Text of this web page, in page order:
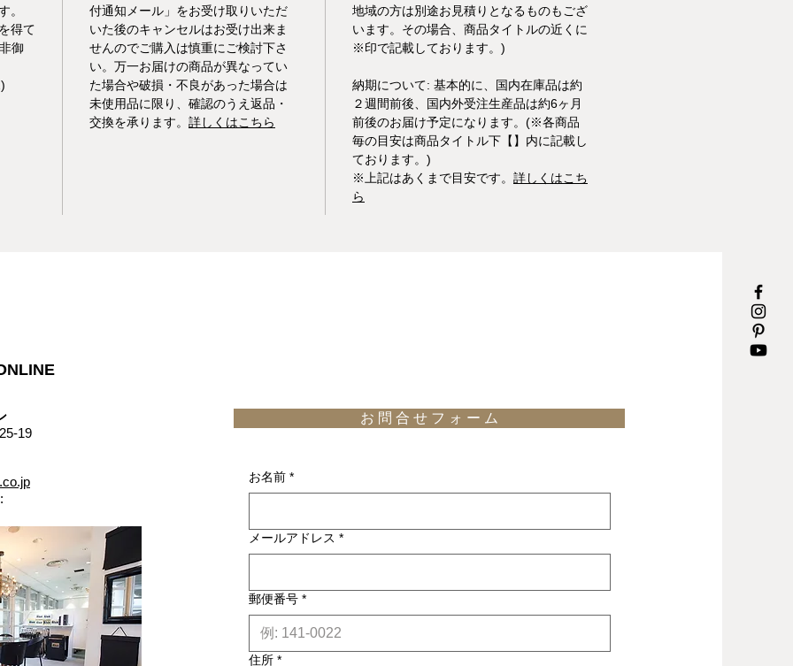
。
得て
御
付通知メール」をお受け取りいただ
いた後のキャンセルはお受け出来ま
せんのでご購入は慎重にご検討下さ
い。万一お届けの商品が異なってい
た場合や破損・不良があった場合は
未使用品に限り、確認のうえ返品・
交換を承ります。 詳しくはこちら
地域の方は別途お見積りとなるものもござ
います。その場合、商品タイトルの近くに
※印で記載しております。)
納期について: 基本的に、国内在庫品は約
２週間前後、国内外受注生産品は約6ヶ月
前後のお届け予定になります。(※各商品
毎の目安は商品タイトル下【】内に記載し
ております。)
※上記はあくまで目安です。 詳しくはこち
ら
19
:
お 問 合 せ フ ォ ー ム
お名前 *
メールアドレス *
郵便番号 *
住所 *